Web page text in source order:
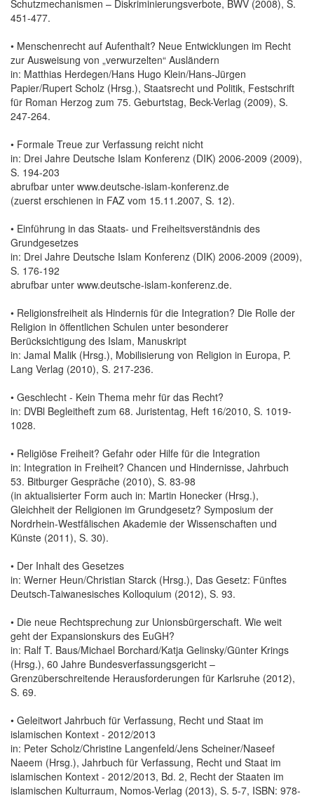
Schutzmechanismen – Diskriminierungsverbote, BWV (2008), S.
451-477.
• Menschenrecht auf Aufenthalt? Neue Entwicklungen im Recht
zur Ausweisung von „verwurzelten“ Ausländern
in: Matthias Herdegen/Hans Hugo Klein/Hans-Jürgen
Papier/Rupert Scholz (Hrsg.), Staatsrecht und Politik, Festschrift
für Roman Herzog zum 75. Geburtstag, Beck-Verlag (2009), S.
247-264.
• Formale Treue zur Verfassung reicht nicht
in: Drei Jahre Deutsche Islam Konferenz (DIK) 2006-2009 (2009),
S. 194-203
abrufbar unter www.deutsche-islam-konferenz.de
(zuerst erschienen in FAZ vom 15.11.2007, S. 12).
• Einführung in das Staats- und Freiheitsverständnis des
Grundgesetzes
in: Drei Jahre Deutsche Islam Konferenz (DIK) 2006-2009 (2009),
S. 176-192
abrufbar unter www.deutsche-islam-konferenz.de.
• Religionsfreiheit als Hindernis für die Integration? Die Rolle der
Religion in öffentlichen Schulen unter besonderer
Berücksichtigung des Islam, Manuskript
in: Jamal Malik (Hrsg.), Mobilisierung von Religion in Europa, P.
Lang Verlag (2010), S. 217-236.
• Geschlecht - Kein Thema mehr für das Recht?
in: DVBl Begleitheft zum 68. Juristentag, Heft 16/2010, S. 1019-
1028.
• Religiöse Freiheit? Gefahr oder Hilfe für die Integration
in: Integration in Freiheit? Chancen und Hindernisse, Jahrbuch
53. Bitburger Gespräche (2010), S. 83-98
(in aktualisierter Form auch in: Martin Honecker (Hrsg.),
Gleichheit der Religionen im Grundgesetz? Symposium der
Nordrhein-Westfälischen Akademie der Wissenschaften und
Künste (2011), S. 30).
• Der Inhalt des Gesetzes
in: Werner Heun/Christian Starck (Hrsg.), Das Gesetz: Fünftes
Deutsch-Taiwanesisches Kolloquium (2012), S. 93.
• Die neue Rechtsprechung zur Unionsbürgerschaft. Wie weit
geht der Expansionskurs des EuGH?
in: Ralf T. Baus/Michael Borchard/Katja Gelinsky/Günter Krings
(Hrsg.), 60 Jahre Bundesverfassungsgericht –
Grenzüberschreitende Herausforderungen für Karlsruhe (2012),
S. 69.
• Geleitwort Jahrbuch für Verfassung, Recht und Staat im
islamischen Kontext - 2012/2013
in: Peter Scholz/Christine Langenfeld/Jens Scheiner/Naseef
Naeem (Hrsg.), Jahrbuch für Verfassung, Recht und Staat im
islamischen Kontext - 2012/2013, Bd. 2, Recht der Staaten im
islamischen Kulturraum, Nomos-Verlag (2013), S. 5-7, ISBN: 978-